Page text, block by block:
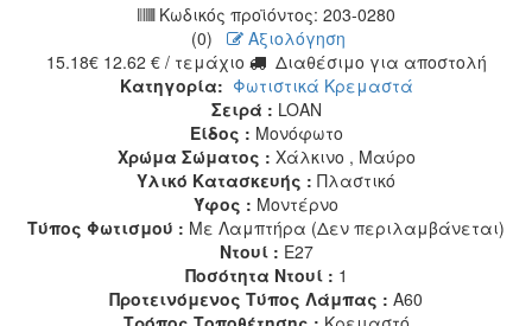
Κωδικός προϊόντος: 203-0280
(0)
Αξιολόγηση
15.18€ 12.62 € / τεμάχιο
Διαθέσιμο για αποστολή
Κατηγορία: Φωτιστικά Κρεμαστά
Σειρά : LOAN
Είδος : Μονόφωτο
Χρώμα Σώματος : Χάλκινο , Μαύρο
Υλικό Κατασκευής : Πλαστικό
Ύφος : Μοντέρνο
Τύπος Φωτισμού : Με Λαμπτήρα (Δεν περιλαμβάνεται)
Ντουί : E27
Ποσότητα Ντουί : 1
Προτεινόμενος Τύπος Λάμπας : A60